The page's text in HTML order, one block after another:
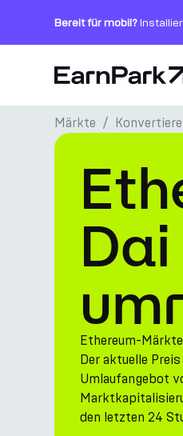
Bereit für mobil?
Startseite
Produkte
Märkte
Rechner
PARK
Märkte
Dai
Ethereum-
Der aktuelle
Umlaufangebot
den letzten 24